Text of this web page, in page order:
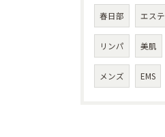
春日部 エステ
リンパ 美肌
メンズ EMS